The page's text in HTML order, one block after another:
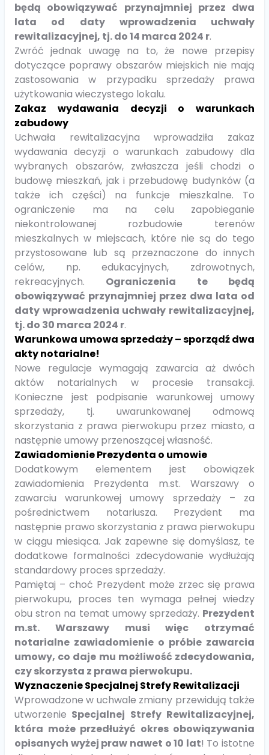
będą obowiązywać przynajmniej przez dwa
lata od daty wprowadzenia uchwały
rewitalizacyjnej, tj. do 14 marca 2024 r.
Zwróć jednak uwagę na to, że nowe przepisy
dotyczące poprawy obszarów miejskich nie mają
zastosowania w przypadku sprzedaży prawa
użytkowania wieczystego lokalu.
Zakaz wydawania decyzji o warunkach
zabudowy
Uchwała rewitalizacyjna wprowadziła zakaz
wydawania decyzji o warunkach zabudowy dla
wybranych obszarów, zwłaszcza jeśli chodzi o
budowę mieszkań, jak i przebudowę budynków (a
także ich części) na funkcje mieszkalne. To
ograniczenie ma na celu zapobieganie
niekontrolowanej rozbudowie terenów
mieszkalnych w miejscach, które nie są do tego
przystosowane lub są przeznaczone do innych
celów, np. edukacyjnych, zdrowotnych,
rekreacyjnych. Ograniczenia te będą
obowiązywać przynajmniej przez dwa lata od
daty wprowadzenia uchwały rewitalizacyjnej,
tj. do 30 marca 2024 r.
Warunkowa umowa sprzedaży – sporządź dwa
akty notarialne!
Nowe regulacje wymagają zawarcia aż dwóch
aktów notarialnych w procesie transakcji.
Konieczne jest podpisanie warunkowej umowy
sprzedaży, tj. uwarunkowanej odmową
skorzystania z prawa pierwokupu przez miasto, a
następnie umowy przenoszącej własność.
Zawiadomienie Prezydenta o umowie
Dodatkowym elementem jest obowiązek
zawiadomienia Prezydenta m.st. Warszawy o
zawarciu warunkowej umowy sprzedaży – za
pośrednictwem notariusza. Prezydent ma
następnie prawo skorzystania z prawa pierwokupu
w ciągu miesiąca. Jak zapewne się domyślasz, te
dodatkowe formalności zdecydowanie wydłużają
standardowy proces sprzedaży.
Pamiętaj – choć Prezydent może zrzec się prawa
pierwokupu, proces ten wymaga pełnej wiedzy
obu stron na temat umowy sprzedaży. Prezydent
m.st. Warszawy musi więc otrzymać
notarialne zawiadomienie o próbie zawarcia
umowy, co daje mu możliwość zdecydowania,
czy skorzysta z prawa pierwokupu.
Wyznaczenie Specjalnej Strefy Rewitalizacji
Wprowadzone w uchwale zmiany przewidują także
utworzenie Specjalnej Strefy Rewitalizacyjnej,
która może przedłużyć okres obowiązywania
opisanych wyżej praw nawet o 10 lat! To istotne